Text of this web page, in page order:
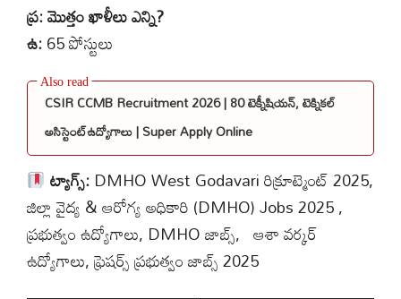
ప్ర: మొత్తం ఖాళీలు ఎన్ని?
ఉ:65 పోస్టులు
CSIR CCMB Recruitment 2026 | 80 టెక్నీషియన్, టెక్నికల్
అసిస్టెంట్ఉద్యోగాలు | Super Apply Online
ట్యాగ్స్:DMHO West Godavari రిక్రూట్మెంట్ 2025,
జిల్లా వైద్య & ఆరోగ్య అధికారి (DMHO) Jobs 2025 ,
ప్రభుత్వం ఉద్యోగాలు, DMHO జాబ్స్, ఆశా వర్కర్
ఉద్యోగాలు, ఫ్రెషర్స్ ప్రభుత్వం జాబ్స్ 2025